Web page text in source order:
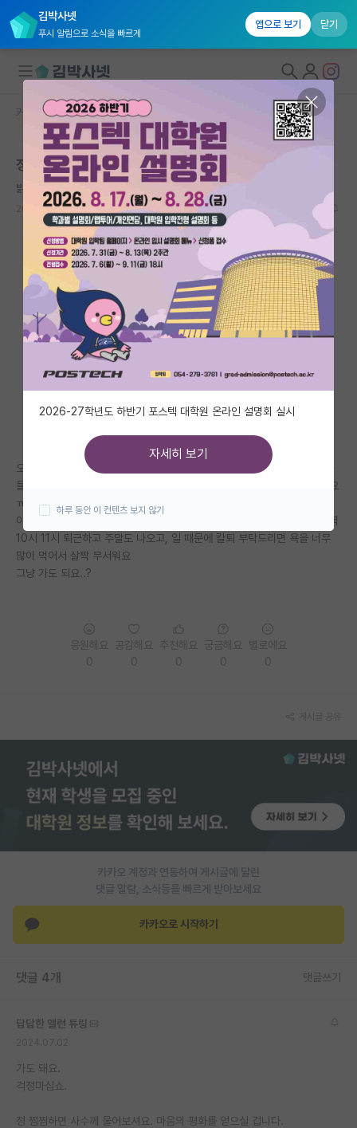
김박사넷
푸시 알림으로 소식을 빠르게
앱으로 보기 닫기
대학원생 모집
국내대학원 정보
연구실&오픈랩
커뮤니티
커뮤니티 홈
전체글보기
베스트 게시판
IF 명예의전당
자유 게시판(아무개랩)
미국 유학 게시판
미국 대학원 합격 후기 게시판
대학원 합격 후기 게시판
연구실(PI) 홍보 게시판
석박사 채용 정보 게시판
PI 전용 게시판
인문사회 계열 게시판
특수/전문대학원 게시판
반도체/AI 게시판
장학금/장학생 게시판
학술 정보 게시판
이벤트
재팬라운지 🌸
커뮤니티 홈 자유 게시판(아무개랩)
정출연 학부인턴 퇴근 관련....
밝은 존 내시
2024.07.02 4 1906
오늘 첫 출근인데...6시 퇴근하면 그냥 나가면 되나요...? 다른 대학원생 분
들이 알아서 6시되면 퇴근하면 된다고 하셨는데 진짜 그냥 가면 되는건가요
ㅠㅠ
이전에 대학교 연구실에서 학부연구생할 때는 맨날 오전 8시 출근하고 저녁
10시 11시 퇴근하고 주말도 나오고, 일 때문에 칼퇴 부탁드리면 욕을 너무
많이 먹어서 살짝 무서워요
그냥 가도 되요..?
카카오 계정과 연동하여 게시글에 달린
댓글 알람, 소식등을 빠르게 받아보세요
카카오로 시작하기
댓글 4개 댓글쓰기
답답한 앨런 튜링
가도 돼요.
걱정마십쇼.
정 찜찜하면 사수께 물어보셔요. 마음의 평화를 얻으실 겁니다.
2026-27학년도 하반기 포스텍 대학원 온라인 설명회 실시
자세히 보기
하루 동안 이 컨텐츠 보지 않기